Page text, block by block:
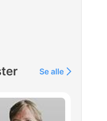
Se alle